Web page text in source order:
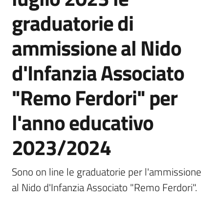
Vivere
Borgo
Servizi
on-
line
Prenotazioni
Tutti
gli
graduatorie di
ammissione al Nido
d'Infanzia Associato
"Remo Ferdori" per
l'anno educativo
2023/2024
Sono on line le graduatorie per l'ammissione
al Nido d'Infanzia Associato "Remo Ferdori".